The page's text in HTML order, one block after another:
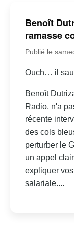
Benoît
ramasse
Publié le
Ouch… il
Benoît
Radio, n'a
récente
des cols
perturber le
un appel
expliquer
salariale....